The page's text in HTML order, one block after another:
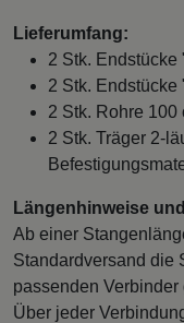
Lieferumfang:
2 Stk.
2 Stk.
2 Stk. Rohre 100
2 Stk. Träger 2-
Längenhinweise
Ab einer
Standardversand die
passenden Verbinder
Über jeder